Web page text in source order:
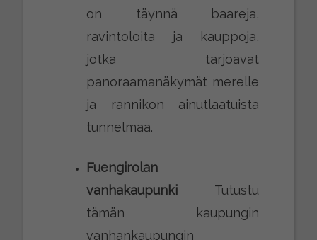
on täynnä baareja,
ravintoloita ja kauppoja,
jotka tarjoavat
panoraamanäkymät merelle
ja rannikon ainutlaatuista
tunnelmaa.
Fuengirolan
vanhakaupunki Tutustu
tämän kaupungin
vanhankaupungin